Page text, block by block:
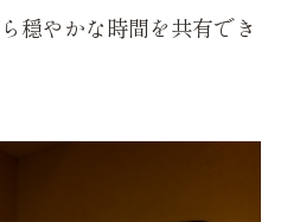
穏やかな時間を共有でき